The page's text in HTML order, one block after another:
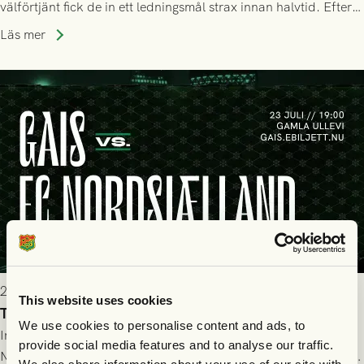
This website uses cookies
We use cookies to personalise content and ads, to
provide social media features and to analyse our traffic.
välförtjänt fick de in ett ledningsmål strax innan halvtid. Efter
halvtidsvilan sjönk tempot när Nordsjälland tilläts ha mer av
seger! Matchfoto: Mikael Josefsson & Lasse Ekström
Läs mer
2026-07-22 19:00
Truppen till GAIS - FC Nordsjælland 23/7
Imorgon torsdag spelar GAIS herrar hemma mot FC
Nordsjælland på Gamla Ullevi med avspark kl 19.00! Fredrik